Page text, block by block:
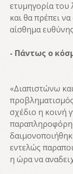
ετυμηγορία του
και θα πρέπει
αίσθημα
- Πάντως ο
«Διαπιστώνω
σχέδιο η κοινή
εντελώς
η ώρα να